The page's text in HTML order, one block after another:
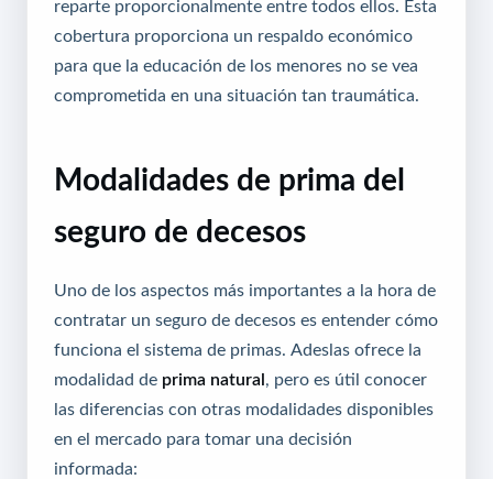
reparte proporcionalmente entre todos ellos. Esta
cobertura proporciona un respaldo económico
para que la educación de los menores no se vea
comprometida en una situación tan traumática.
Modalidades de prima del
seguro de decesos
Uno de los aspectos más importantes a la hora de
contratar un seguro de decesos es entender cómo
funciona el sistema de primas. Adeslas ofrece la
modalidad de prima natural, pero es útil conocer
las diferencias con otras modalidades disponibles
en el mercado para tomar una decisión
informada: